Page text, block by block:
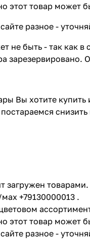
этот товар может
разное -
не быть - так как
зарезервировано.
Вы хотите
снизить
загружен
+79130000013 .
этот товар может
разное -